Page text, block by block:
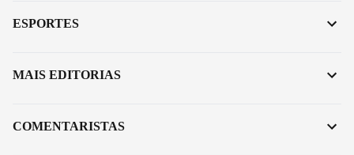
ESPORTES
MAIS EDITORIAS
COMENTARISTAS